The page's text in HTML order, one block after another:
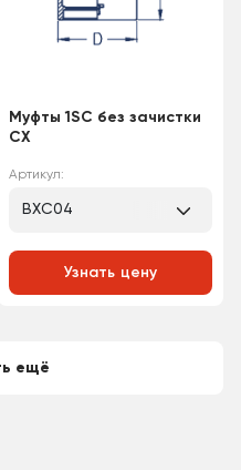
Муфты 1SC без зачистки
CX
Артикул:
BXC04
Узнать цену
ещё